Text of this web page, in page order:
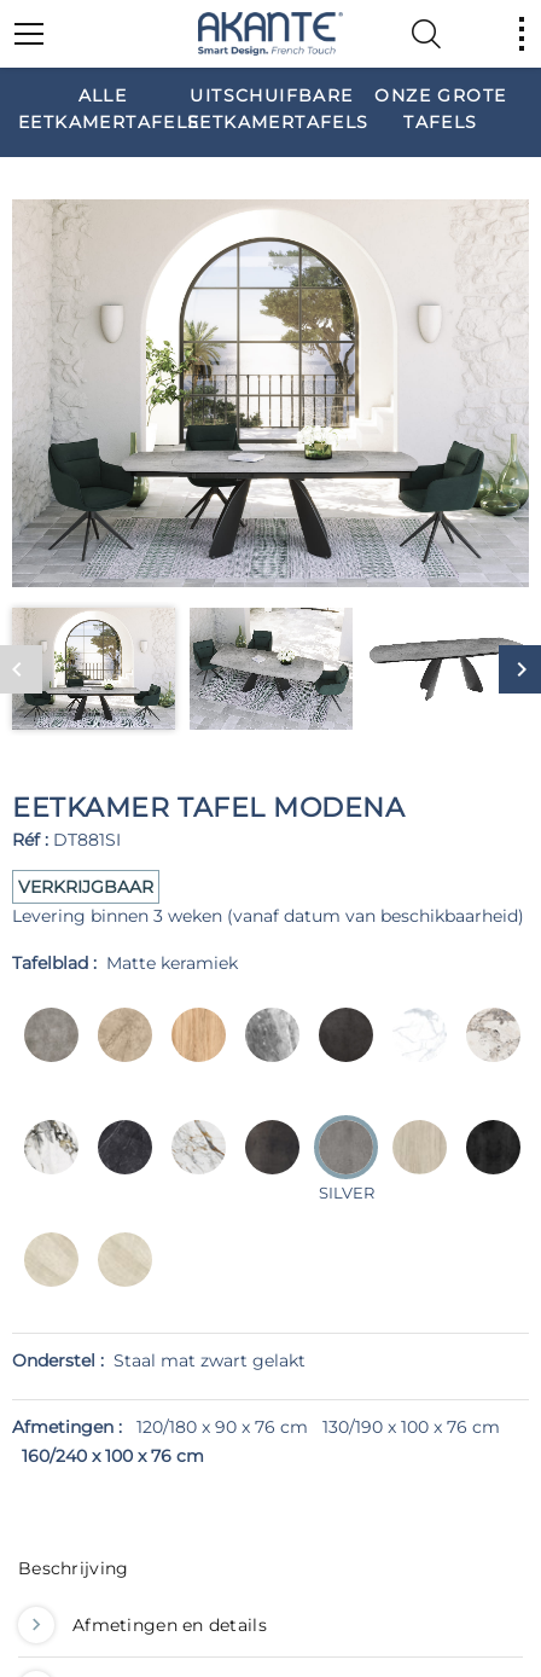
ALLE
EETKAMERTAFELS
UITSCHUIFBARE
EETKAMERTAFELS
ONZE GROTE
TAFELS
EETKAMER TAFEL MODENA
Réf : DT881SI
VERKRIJGBAAR
Levering binnen 3 weken (vanaf datum van beschikbaarheid)
Tafelblad : Matte keramiek
SILVER
Onderstel : Staal mat zwart gelakt
Afmetingen : 120/180 x 90 x 76 cm
130/190 x 100 x 76 cm
160/240 x 100 x 76 cm
Beschrijving
Afmetingen en details